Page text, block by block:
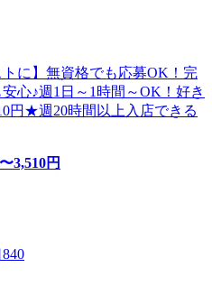
トに】無資格でも応募OK！完
心♪週1日～1時間～OK！好き
円★週20時間以上入店できる
3,510円